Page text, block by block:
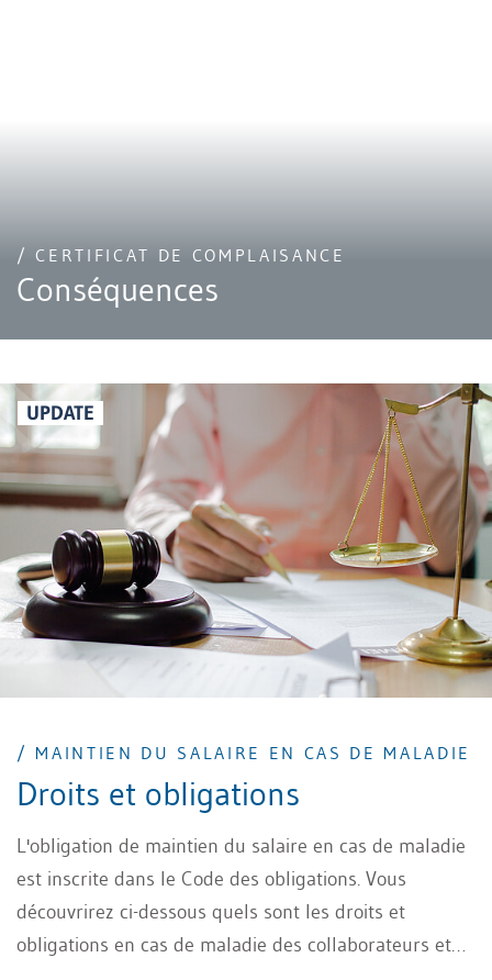
/ CERTIFICAT DE COMPLAISANCE
Conséquences
UPDATE
/ MAINTIEN DU SALAIRE EN CAS DE MALADIE
Droits et obligations
L'obligation de maintien du salaire en cas de maladie
est inscrite dans le Code des obligations. Vous
découvrirez ci-dessous quels sont les droits et
obligations en cas de maladie des collaborateurs et